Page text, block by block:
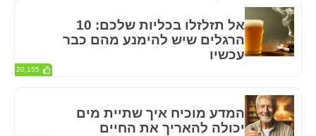
אל תזלזלו בכליות שלכם: 10
הרגלים שיש להימנע מהם כבר
עכשיו
20,155
המדע מוכיח איך שתיית מים
יכולה להאריך את החיים